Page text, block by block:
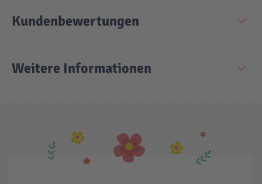
Kundenbewertungen
Weitere Informationen